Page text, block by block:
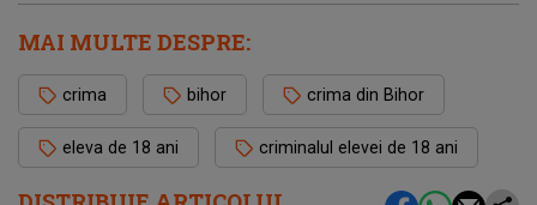
MAI MULTE DESPRE:
crima bihor crima din Bihor
eleva de 18 ani criminalul elevei de 18 ani